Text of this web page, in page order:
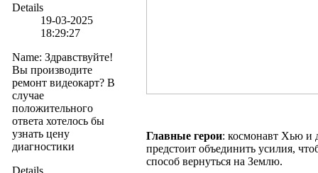
Details
19-03-2025
18:29:27
Name: Здравствуйте!
Вы производите
ремонт видеокарт? В
случае
положительного
ответа хотелось бы
узнать цену
диагностики
Details
Главные герои: космонавт Хью и
предстоит объединить усилия,
способ вернуться на Землю.